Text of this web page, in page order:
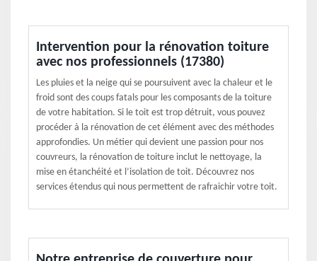
Intervention pour la rénovation toiture
avec nos professionnels (17380)
Les pluies et la neige qui se poursuivent avec la chaleur et le
froid sont des coups fatals pour les composants de la toiture
de votre habitation. Si le toit est trop détruit, vous pouvez
procéder à la rénovation de cet élément avec des méthodes
approfondies. Un métier qui devient une passion pour nos
couvreurs, la rénovation de toiture inclut le nettoyage, la
mise en étanchéité et l’isolation de toit. Découvrez nos
services étendus qui nous permettent de rafraichir votre toit.